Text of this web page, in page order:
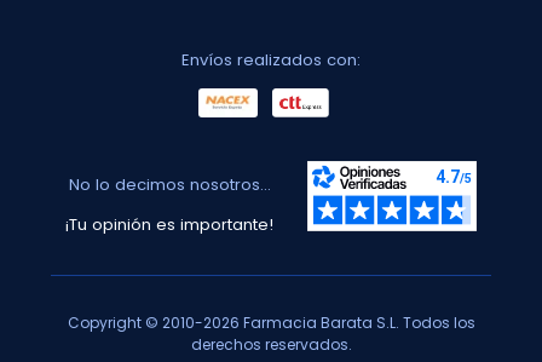
Envíos realizados con:
No lo decimos nosotros...
¡Tu opinión es importante!
Copyright © 2010-2026 Farmacia Barata S.L. Todos los
derechos reservados.